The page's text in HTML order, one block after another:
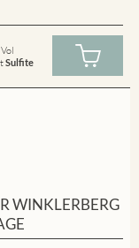
Sulfite
WINKLERBERG